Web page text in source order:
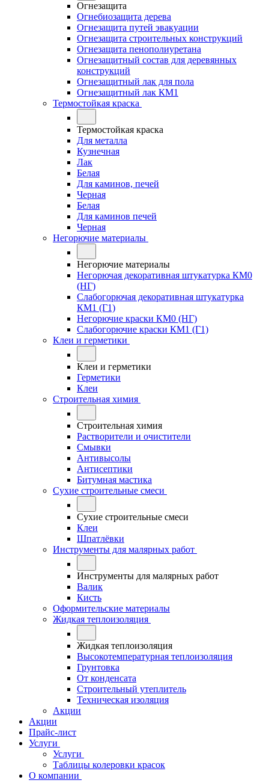
Огнезащита
Огнебиозащита дерева
Огнезащита путей эвакуации
Огнезащита строительных конструкций
Огнезащита пенополиуретана
Огнезащитный состав для деревянных
конструкций
Огнезащитный лак для пола
Огнезащитный лак КМ1
Термостойкая краска
Термостойкая краска
Для металла
Кузнечная
Лак
Белая
Для каминов, печей
Черная
Белая
Для каминов печей
Черная
Негорючие материалы
Негорючие материалы
Негорючая декоративная штукатурка КМ0
(НГ)
Слабогорючая декоративная штукатурка
КМ1 (Г1)
Негорючие краски КМ0 (НГ)
Слабогорючие краски КМ1 (Г1)
Клеи и герметики
Клеи и герметики
Герметики
Клеи
Строительная химия
Строительная химия
Растворители и очистители
Смывки
Антивысолы
Антисептики
Битумная мастика
Сухие строительные смеси
Сухие строительные смеси
Клеи
Шпатлёвки
Инструменты для малярных работ
Инструменты для малярных работ
Валик
Кисть
Оформительские материалы
Жидкая теплоизоляция
Жидкая теплоизоляция
Высокотемпературная теплоизоляция
Грунтовка
От конденсата
Строительный утеплитель
Техническая изоляция
Акции
Акции
Прайс-лист
Услуги
Услуги
Таблицы колеровки красок
О компании